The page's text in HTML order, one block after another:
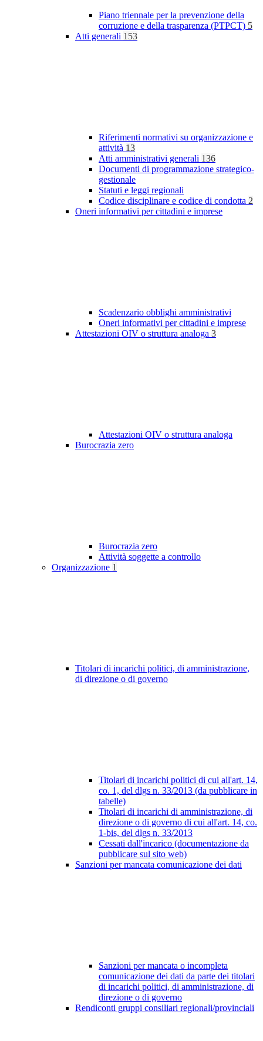
Piano triennale per la prevenzione della
corruzione e della trasparenza (PTPCT) 5
Atti generali 153
Riferimenti normativi su organizzazione e
attività 13
Atti amministrativi generali 136
Documenti di programmazione strategico-
gestionale
Statuti e leggi regionali
Codice disciplinare e codice di condotta 2
Oneri informativi per cittadini e imprese
Scadenzario obblighi amministrativi
Oneri informativi per cittadini e imprese
Attestazioni OIV o struttura analoga 3
Attestazioni OIV o struttura analoga
Burocrazia zero
Burocrazia zero
Attività soggette a controllo
Organizzazione 1
Titolari di incarichi politici, di amministrazione,
di direzione o di governo
Titolari di incarichi politici di cui all'art. 14,
co. 1, del dlgs n. 33/2013 (da pubblicare in
tabelle)
Titolari di incarichi di amministrazione, di
direzione o di governo di cui all'art. 14, co.
1-bis, del dlgs n. 33/2013
Cessati dall'incarico (documentazione da
pubblicare sul sito web)
Sanzioni per mancata comunicazione dei dati
Sanzioni per mancata o incompleta
comunicazione dei dati da parte dei titolari
di incarichi politici, di amministrazione, di
direzione o di governo
Rendiconti gruppi consiliari regionali/provinciali